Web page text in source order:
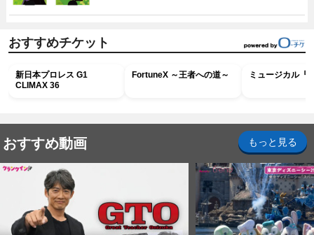
おすすめチケット
新日本プロレス G1
CLIMAX 36
FortuneX ～王者への道～ ミュージカル『
おすすめ動画 もっと見る